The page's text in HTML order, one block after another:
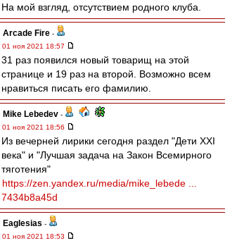
На мой взгляд, отсутствием родного клуба.
Arcade Fire -
01 ноя 2021 18:57
31 раз появился новый товарищ на этой
странице и 19 раз на второй. Возможно всем
нравиться писать его фамилию.
Mike Lebedev -
01 ноя 2021 18:56
Из вечерней лирики сегодня раздел "Дети XXI
века" и "Лучшая задача на Закон Всемирного
тяготения"
https://zen.yandex.ru/media/mike_lebede ...
7434b8a45d
Eaglesias -
01 ноя 2021 18:53